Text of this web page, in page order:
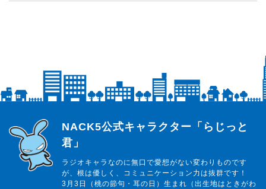
らじっと君
NACK5公式キャラクター「らじっと
君」
ラジオキャラなのに無口で愛想がない変わりものです
が、根は優しく、コミュニケーション力は抜群です！
3月3日（桃の節句・耳の日）生まれ（出生地はときがわ